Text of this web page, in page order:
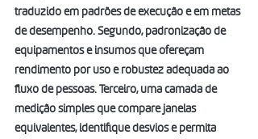
traduzido em padrões de execução e em metas
de desempenho. Segundo, padronização de
equipamentos e insumos que ofereçam
rendimento por uso e robustez adequada ao
fluxo de pessoas. Terceiro, uma camada de
medição simples que compare janelas
equivalentes, identifique desvios e permita